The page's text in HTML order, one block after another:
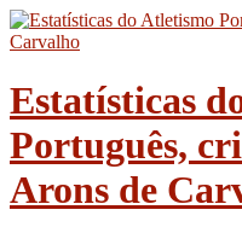
Skip
to
Estatísticas
Português,
Arons de